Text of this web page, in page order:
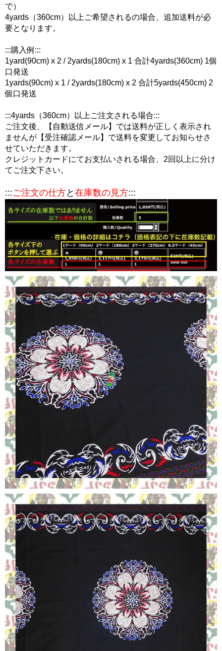
で）
4yards（360cm）以上ご希望されるの場合、追加送料が必
要となります。
:::購入例:::
1yard(90cm) x 2 / 2yards(180cm) x 1 合計4yards(360cm) 1個
口発送
1yards(90cm) x 1 / 2yards(180cm) x 2 合計5yards(450cm) 2
個口発送
:::4yards（360cm）以上ご注文される場合:::
ご注文後、【自動送信メール】では送料が正しく表示され
ませんが【受注確認メール】で送料を変更してお知らせさ
せていただきます。
クレジットカードにてお支払いされる場合、2回以上に分け
てご注文下さい。
:::ご注文の仕方と 在庫数の見方:::